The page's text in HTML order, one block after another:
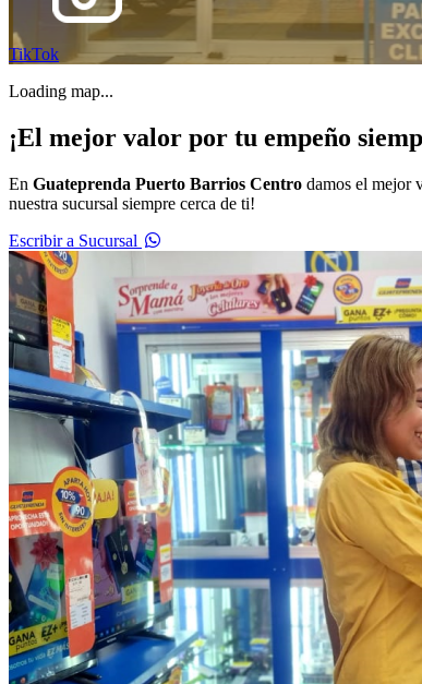
TikTok
Loading map...
¡El mejor valor por tu empeño
En Guateprenda Puerto Barrios Centro damos el mejor
nuestra sucursal siempre cerca de ti!
Escribir a Sucursal